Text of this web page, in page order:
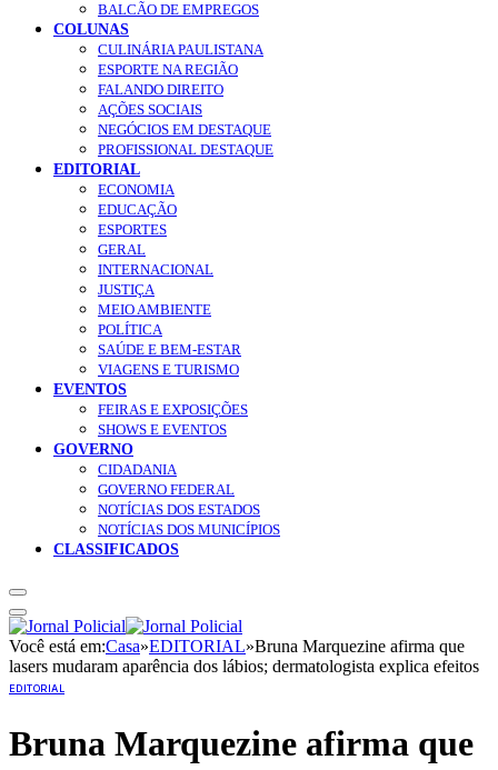
BALCÃO DE EMPREGOS
COLUNAS
CULINÁRIA PAULISTANA
ESPORTE NA REGIÃO
FALANDO DIREITO
AÇÕES SOCIAIS
NEGÓCIOS EM DESTAQUE
PROFISSIONAL DESTAQUE
EDITORIAL
ECONOMIA
EDUCAÇÃO
ESPORTES
GERAL
INTERNACIONAL
JUSTIÇA
MEIO AMBIENTE
POLÍTICA
SAÚDE E BEM-ESTAR
VIAGENS E TURISMO
EVENTOS
FEIRAS E EXPOSIÇÕES
SHOWS E EVENTOS
GOVERNO
CIDADANIA
GOVERNO FEDERAL
NOTÍCIAS DOS ESTADOS
NOTÍCIAS DOS MUNICÍPIOS
CLASSIFICADOS
Você está em:Casa»EDITORIAL»Bruna Marquezine afirma que
lasers mudaram aparência dos lábios; dermatologista explica efeitos
EDITORIAL
Bruna Marquezine afirma que